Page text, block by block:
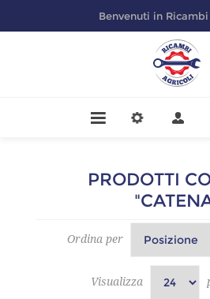
Benvenuti in
PRODOTTI
Ordina per
Visualizza